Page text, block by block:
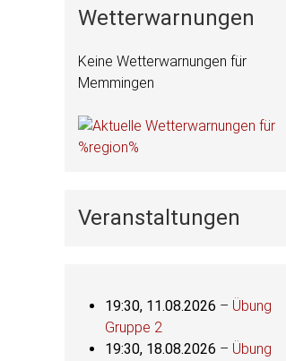
Wetterwarnungen
Keine Wetterwarnungen für
Memmingen
Veranstaltungen
19:30, 11.08.2026 – Übung
Gruppe 2
19:30, 18.08.2026 – Übung